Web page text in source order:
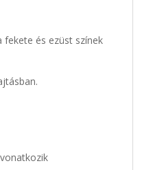
fekete és ezüst színek